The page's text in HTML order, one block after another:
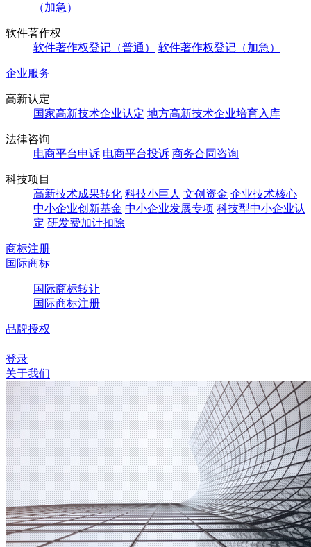
（加急）
软件著作权
软件著作权登记（普通）
软件著作权登记（加急）
企业服务
高新认定
国家高新技术企业认定 地方高新技术企业培育入库
法律咨询
电商平台申诉 电商平台投诉 商务合同咨询
科技项目
高新技术成果转化 科技小巨人 文创资金 企业技术核心
中小企业创新基金 中小企业发展专项 科技型中小企业认
定 研发费加计扣除
商标注册
国际商标
国际商标转让
国际商标注册
品牌授权
登录
关于我们